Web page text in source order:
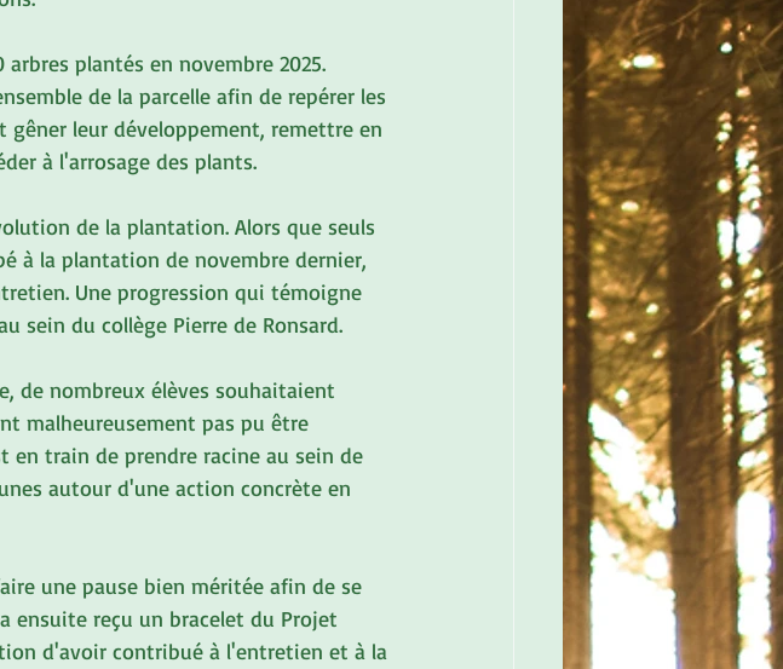
plantés en novembre 2025.
de la parcelle afin de repérer les
gêner leur développement, remettre en
à l'arrosage des plants.
de la plantation. Alors que seuls
à la plantation de novembre dernier,
Une progression qui témoigne
sein du collège Pierre de Ronsard.
de nombreux élèves souhaitaient
malheureusement pas pu être
en train de prendre racine au sein de
autour d'une action concrète en
une pause bien méritée afin de se
ensuite reçu un bracelet du Projet
d'avoir contribué à l'entretien et à la